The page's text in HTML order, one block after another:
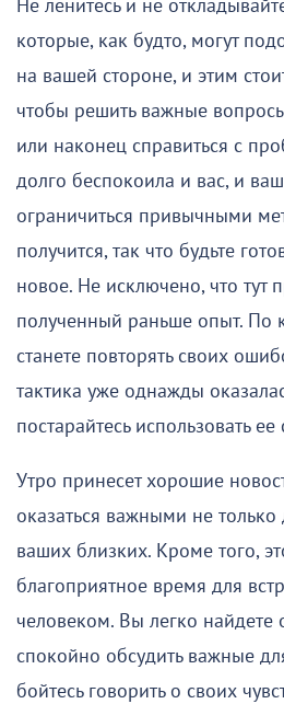
Не ленитесь и не
которые, как будто, могут
на вашей стороне, и этим
чтобы решить важные
или наконец справиться с
долго беспокоила и вас, и
ограничиться привычными
получится, так что будьте
новое. Не исключено, что тут
полученный раньше опыт. По
станете повторять своих
тактика уже однажды
постарайтесь использовать ее
Утро принесет хорошие
оказаться важными не только
ваших близких. Кроме того,
благоприятное время для
человеком. Вы легко
спокойно обсудить важные
бойтесь говорить о своих